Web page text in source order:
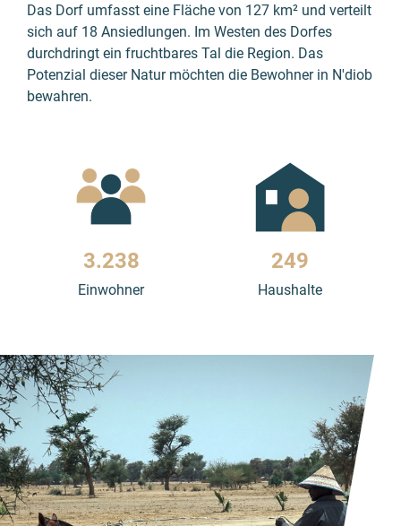
Das Dorf umfasst eine Fläche von 127 km² und verteilt
sich auf 18 Ansiedlungen. Im Westen des Dorfes
durchdringt ein fruchtbares Tal die Region. Das
Potenzial dieser Natur möchten die Bewohner in N'diob
bewahren.
3.238
Einwohner
249
Haushalte